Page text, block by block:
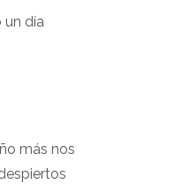
un día
más nos